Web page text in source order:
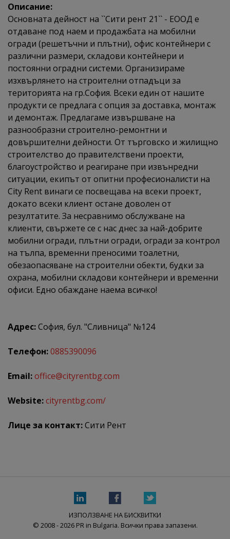
Описание:
Основната дейност на ``Сити рент 21`` - ЕООД е
отдаване под наем и продажбата на мобилни
огради (решетъчни и плътни), офис контейнери с
различни размери, складови контейнери и
постоянни оградни системи. Организираме
изхвърлянето на строителни отпадъци за
територията на гр.София. Всеки един от нашите
продукти се предлага с опция за доставка, монтаж
и демонтаж. Предлагаме извършване на
разнообразни строително-ремонтни и
довършителни дейности. От търговско и жилищно
строителство до правителствени проекти,
благоустройство и реагиране при извънредни
ситуации, екипът от опитни професионалисти на
City Rent винаги се посвещава на всеки проект,
докато всеки клиент остане доволен от
резултатите. За несравнимо обслужване на
клиенти, свържете се с нас днес за най-добрите
мобилни огради, плътни огради, огради за контрол
на тълпа, временни преносими тоалетни,
обезаопасяване на строителни обекти, будки за
охрана, мобилни складови контейнери и временни
офиси. Едно обаждане наема всичко!
Адрес:София, бул. "Сливница" №124
Телефон:0885390096
Email:office@cityrentbg.com
Website:cityrentbg.com/
Лице за контакт:Сити Рент
ИЗПОЛЗВАНЕ НА БИСКВИТКИ
© 2008 - 2026 PR in Bulgaria. Всички права запазени.